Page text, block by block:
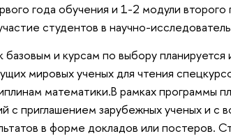
года обучения и 1-2 модули
студентов в научно-
и курсам по выбору планируется
мировых ученых для чтения
математики.В рамках программы
с приглашением зарубежных ученых и с
в форме докладов или постеров.